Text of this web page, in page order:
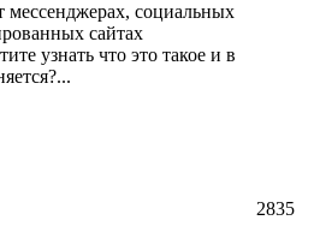
мессенджерах, социальных
сайтах
узнать что это такое и в
2835